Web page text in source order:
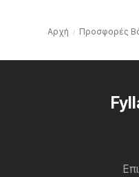
Αρχή Προσφορές